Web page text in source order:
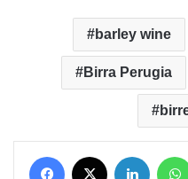
barley wine
Birra Perugia
Facebook LinkedIn